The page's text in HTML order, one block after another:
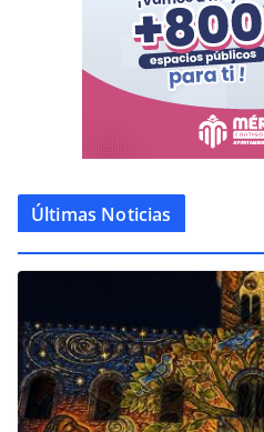
Últimas Noticias